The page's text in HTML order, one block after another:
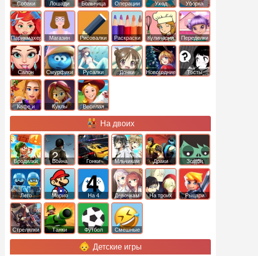
Собаки Лошади Больница Операции Уход Уборка
Парикмахер Магазин Рисовалки Раскраски Кулинария Переделки
Салон Смурфики Русалки Дочки Новогодние Тесты
Кафе и
Куклы
Веселая
На двоих
Бродилки Война Гонки Мльчикам Драки Зомби
Лего Марио На 4 Девочкам На троих Рыцари
Стрелялки Танки Футбол Смешные
Детские игры